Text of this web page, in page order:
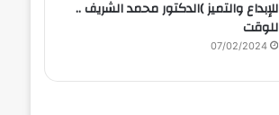
للإبداع والتميز )الدكتور محمد الشريف ..
للوقت
07/02/2024